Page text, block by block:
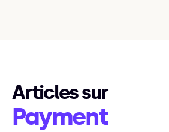
Articles sur
Payment